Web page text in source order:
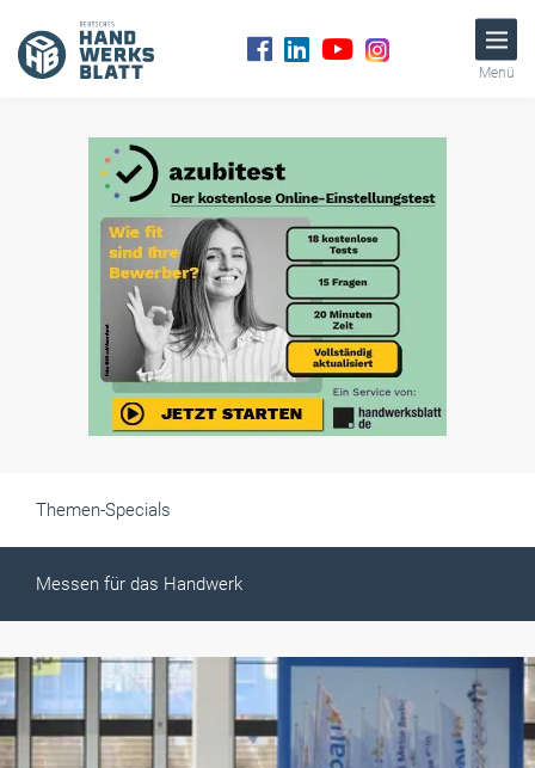
Menü
Themen-Specials
Messen für das Handwerk